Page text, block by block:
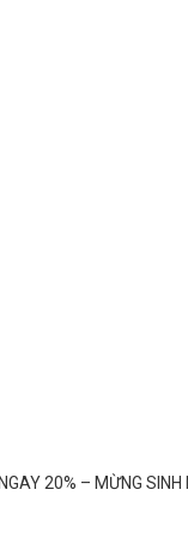
20% – MỪNG SINH